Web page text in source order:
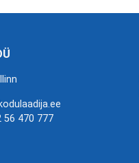
56 470 777